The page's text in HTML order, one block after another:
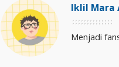
Iklil Mara
Menjadi